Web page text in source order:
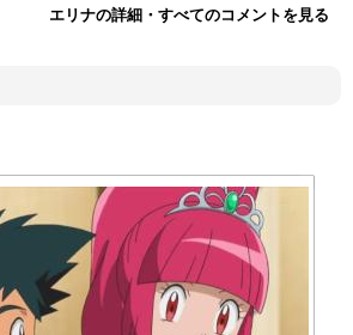
エリナの詳細・すべてのコメントを見る